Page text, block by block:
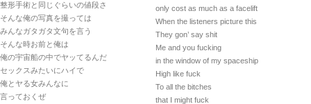
整形手術と同じぐらいの値段さ
そんな俺の写真を撮っては
みんなガタガタ文句を言う
そんな時お前と俺は
俺の宇宙船の中でヤッてるんだ
セックスみたいにハイで
俺とヤる女みんなに
言っておくぜ
only cost as much as a facelift
When the listeners picture this
They gon’ say shit
Me and you fucking
in the window of my spaceship
High like fuck
To all the bitches
that I might fuck